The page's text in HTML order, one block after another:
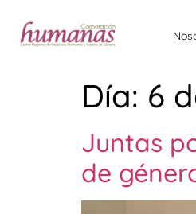
Día: 6
Juntas
de